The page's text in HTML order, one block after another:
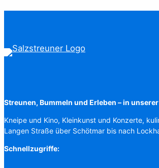
Streunen, Bummeln und Erleben – in
Kneipe und Kino, Kleinkunst und Konzerte,
Langen Straße über Schötmar bis nach
Schnellzugriffe: